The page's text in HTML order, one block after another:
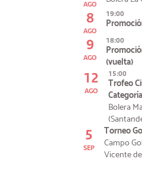
AGO
8
AGO
19:00
9
AGO
18:00
(vuelta)
12
AGO
15:00
Trofeo
Bolera
5
SEP
Torneo
Campo
Vicente